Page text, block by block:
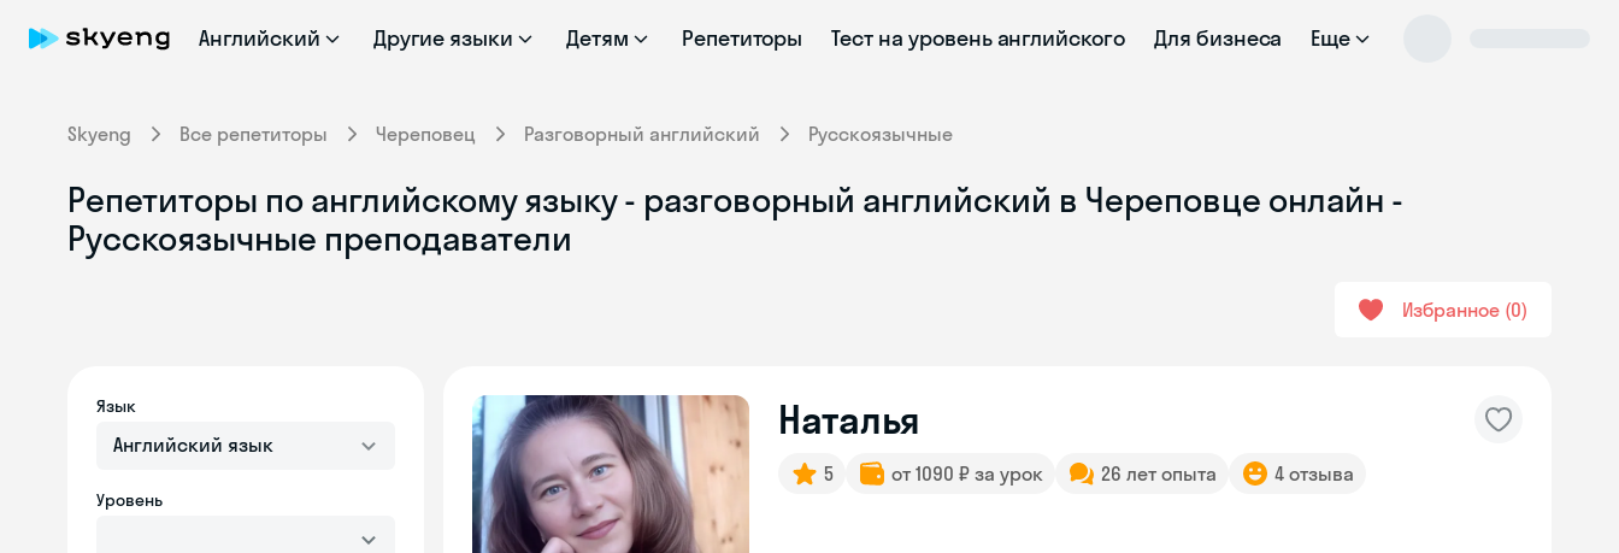
Английский Другие языки Детям Репетиторы Тест на уровень английского Для бизнеса Еще
Skyeng Все репетиторы Череповец Разговорный английский Русскоязычные
Репетиторы по английскому языку - разговорный английский в Череповце онлайн -
Русскоязычные преподаватели
Избранное 0
Язык
Английский язык
Уровень
Наталья
5 от 1090 ₽ за урок 26 лет опыта 4 отзыва